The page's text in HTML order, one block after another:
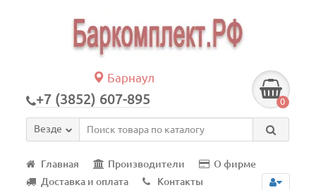
Барнаул
+7 (3852) 607-895 0
Везде
Главная Производители
О фирме
Доставка и оплата
Контакты